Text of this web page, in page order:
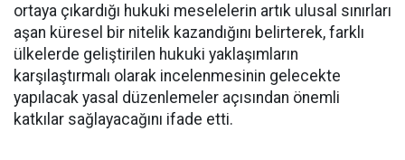
ortaya çıkardığı hukuki meselelerin artık ulusal sınırları
aşan küresel bir nitelik kazandığını belirterek, farklı
ülkelerde geliştirilen hukuki yaklaşımların
karşılaştırmalı olarak incelenmesinin gelecekte
yapılacak yasal düzenlemeler açısından önemli
katkılar sağlayacağını ifade etti.